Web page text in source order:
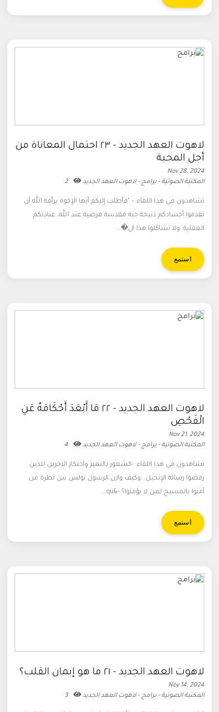
لاهوت العهد الجديد - ٢٣ احتمال المعاناة من
أجل المحبة
Nov 28, 2024
المكتبة الصوتية - برامج - لاهوت العهد الجديد
2
تشاهدون في هذا اللقاء: - "فأطلب إليكم أيها الإخوة برأفة الله أن
تقدموا أجسادكم ذبيحة حية مقدسة مرضية عند الله، عبادتكم
العقلية. ولا تشاكلوا هذا ال�...
استمع
لاهوت العهد الجديد - ٢٢ مَا أَبْعَدَ أَحْكَامَهُ عَنِ
الْفَحْصِ
Nov 21, 2024
المكتبة الصوتية - برامج - لاهوت العهد الجديد
4
تشاهدون في هذا اللقاء: -الشعور يالتميز واحتكار الاخرين للذين
رفضوا رسالة الإنحيل.. وكيف وازن الرسول بولس بين نظرة من
أمنوا بالمسيح لمن لا يؤمنوا؟ -&qu...
استمع
لاهوت العهد الجديد - ٢١ ما هو إيمان القلب؟
Nov 14, 2024
المكتبة الصوتية - برامج - لاهوت العهد الجديد
3